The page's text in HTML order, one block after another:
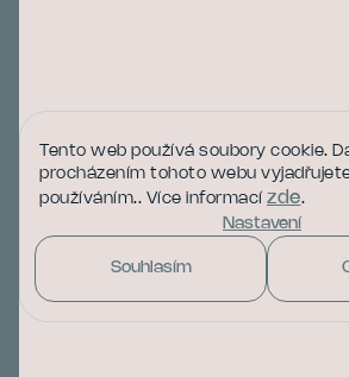
Tento web používá soubory cookie.
procházením tohoto webu
používáním.. Více informací zde.
Nastavení
Souhlasím
Sledovat na Instagramu
Copyright 2026 Valiho.cz. Všechna